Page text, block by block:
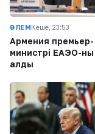
ӘЛЕМКеше, 23:53
Армения премьер-
министрі ЕАЭО-ны
алды